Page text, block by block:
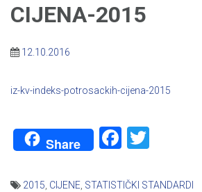
CIJENA-2015
12.10.2016
iz-kv-indeks-potrosackih-cijena-2015
Share Facebook
2015 CIJENE STATISTIČKI STANDARDI